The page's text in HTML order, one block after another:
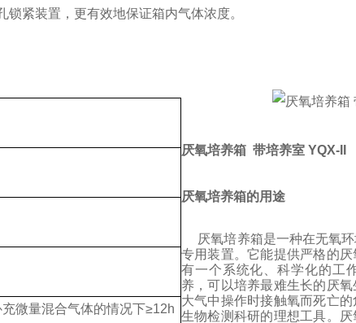
紧装置，更有效地保证箱内气体浓度。
微量混合气体的情况下≥12h
厌氧培养箱 带培养室 YQX-II
厌氧培养箱的用途
厌氧培养箱是一种在无氧环
专用装置。它能提供严格的
有一个系统化、科学化的工
养，可以培养最难生长的厌
大气中操作时接触氧而死亡
生物检测科研的理想工具。